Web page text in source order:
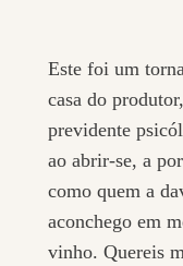
Este foi um
casa do
previdente
ao abrir-se, a
como quem a
aconchego em
vinho. Quereis